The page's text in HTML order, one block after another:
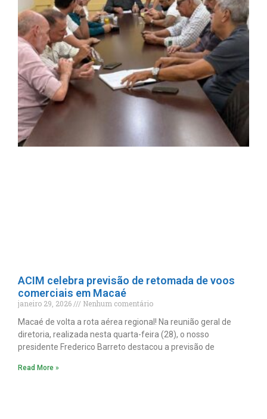
ACIM celebra previsão de retomada de voos
comerciais em Macaé
janeiro 29, 2026
Nenhum comentário
Macaé de volta a rota aérea regional! Na reunião geral de
diretoria, realizada nesta quarta-feira (28), o nosso
presidente Frederico Barreto destacou a previsão de
Read More »